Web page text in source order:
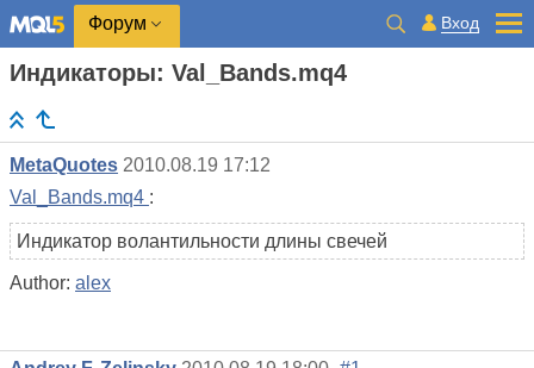
Форум Вход
Индикаторы: Val_Bands.mq4
MetaQuotes 2010.08.19 17:12
Val_Bands.mq4 :
Индикатор волантильности длины свечей
Author: alex